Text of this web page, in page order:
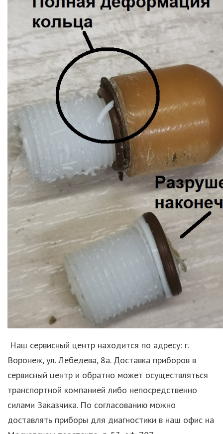
Наш сервисный центр находится по адресу: г.
Воронеж, ул. Лебедева, 8а. Доставка приборов в
сервисный центр и обратно может осуществляться
транспортной компанией либо непосредственно
силами Заказчика. По согласованию можно
доставлять приборы для диагностики в наш офис на